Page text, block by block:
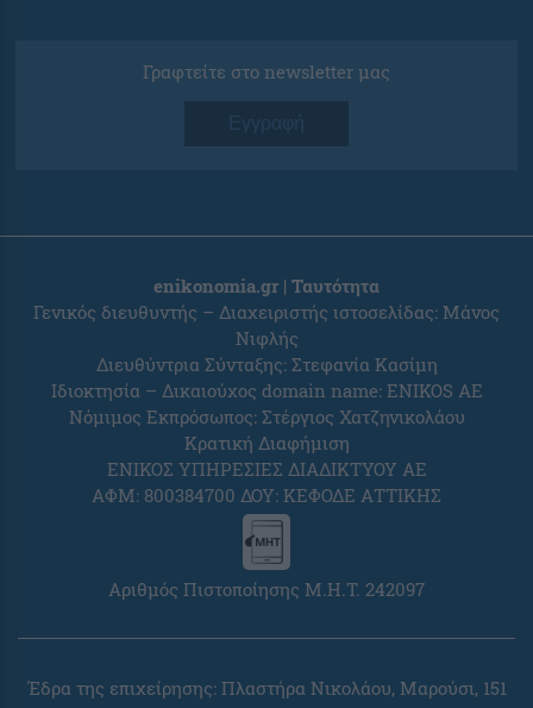
Γραφτείτε στο newsletter μας
Εγγραφή
enikonomia.gr | Ταυτότητα
Γενικός διευθυντής – Διαχειριστής ιστοσελίδας: Μάνος
Νιφλής
Διευθύντρια Σύνταξης: Στεφανία Κασίμη
Ιδιοκτησία – Δικαιούχος domain name: ENIKOS AE
Νόμιμος Εκπρόσωπος: Στέργιος Χατζηνικολάου
Κρατική Διαφήμιση
ΕΝΙΚΟΣ ΥΠΗΡΕΣΙΕΣ ΔΙΑΔΙΚΤΥΟΥ ΑΕ
ΑΦΜ: 800384700 ΔΟΥ: ΚΕΦΟΔΕ ΑΤΤΙΚΗΣ
Αριθμός Πιστοποίησης Μ.Η.Τ. 242097
Έδρα της επιχείρησης: Πλαστήρα Νικολάου, Μαρούσι, 151